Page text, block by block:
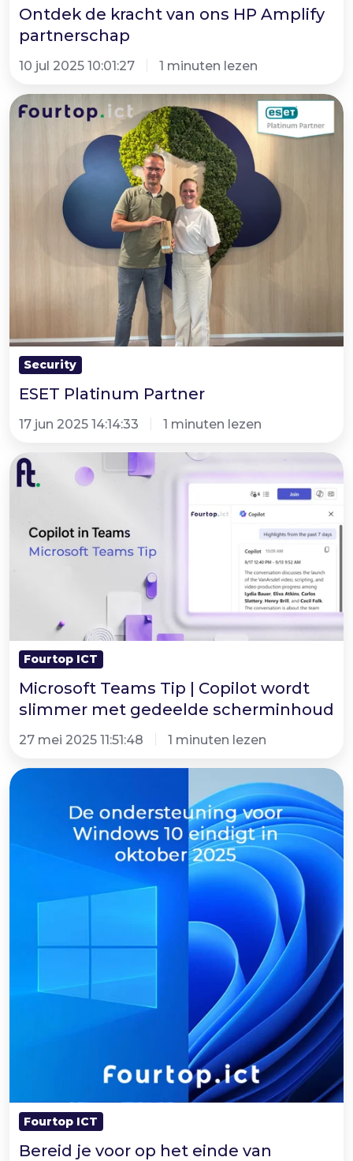
Ontdek de kracht van ons HP Amplify
partnerschap
10 jul 2025 10:01:27 1 minuten lezen
ESET
Security
ESET Platinum Partner
17 jun 2025 14:14:33 1 minuten lezen
Microsoft
Teams
Copilot
wordt
gedeelde
scherminhoud
Fourtop ICT
Microsoft Teams Tip | Copilot wordt
slimmer met gedeelde scherminhoud
27 mei 2025 11:51:48 1 minuten lezen
Bereid
op
Fourtop ICT
Bereid je voor op het einde van